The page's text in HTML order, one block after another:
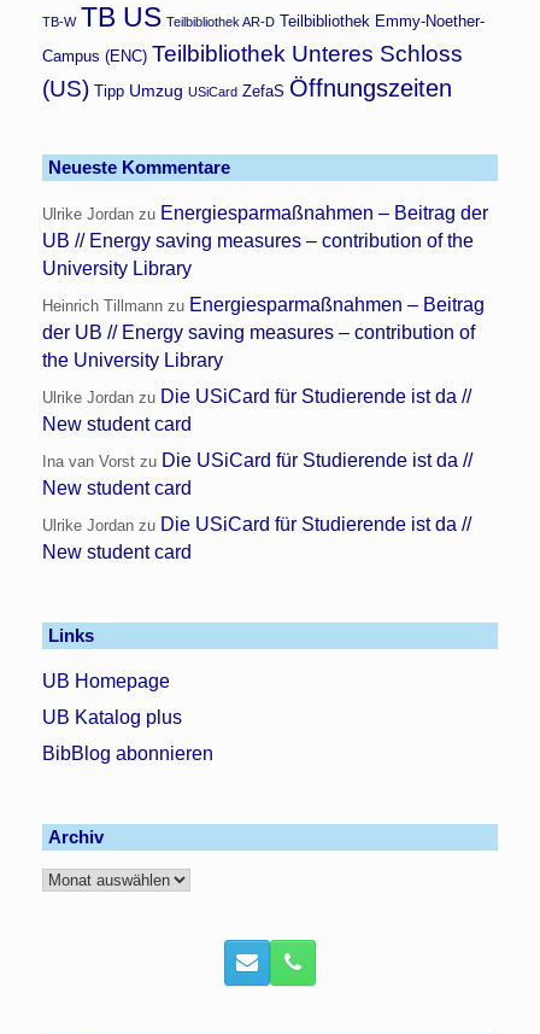
TB-W TB US Teilbibliothek AR-D Teilbibliothek Emmy-Noether-
Campus (ENC) Teilbibliothek Unteres Schloss
(US) Tipp Umzug USiCard ZefaS Öffnungszeiten
Neueste Kommentare
Ulrike Jordan zu Energiesparmaßnahmen – Beitrag der
UB // Energy saving measures – contribution of the
University Library
Heinrich Tillmann zu Energiesparmaßnahmen – Beitrag
der UB // Energy saving measures – contribution of
the University Library
Ulrike Jordan zu Die USiCard für Studierende ist da //
New student card
Ina van Vorst zu Die USiCard für Studierende ist da //
New student card
Ulrike Jordan zu Die USiCard für Studierende ist da //
New student card
Links
UB Homepage
UB Katalog plus
BibBlog abonnieren
Archiv
Archiv